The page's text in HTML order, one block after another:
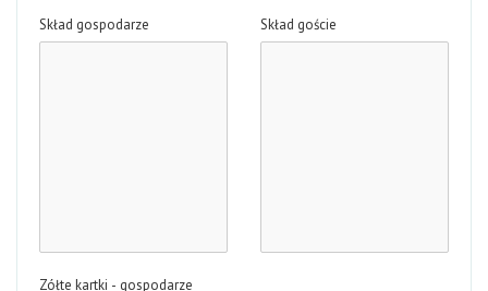
Skład gospodarze Skład goście
Zółte kartki - gospodarze